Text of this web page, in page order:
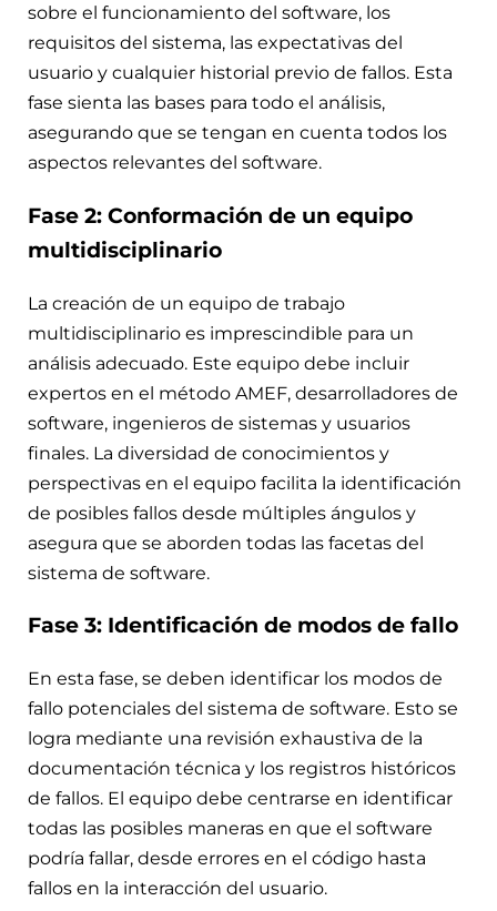
sobre el funcionamiento del software, los
requisitos del sistema, las expectativas del
usuario y cualquier historial previo de fallos. Esta
fase sienta las bases para todo el análisis,
asegurando que se tengan en cuenta todos los
aspectos relevantes del software.
Fase 2: Conformación de un equipo
multidisciplinario
La creación de un equipo de trabajo
multidisciplinario es imprescindible para un
análisis adecuado. Este equipo debe incluir
expertos en el método AMEF, desarrolladores de
software, ingenieros de sistemas y usuarios
finales. La diversidad de conocimientos y
perspectivas en el equipo facilita la identificación
de posibles fallos desde múltiples ángulos y
asegura que se aborden todas las facetas del
sistema de software.
Fase 3: Identificación de modos de fallo
En esta fase, se deben identificar los modos de
fallo potenciales del sistema de software. Esto se
logra mediante una revisión exhaustiva de la
documentación técnica y los registros históricos
de fallos. El equipo debe centrarse en identificar
todas las posibles maneras en que el software
podría fallar, desde errores en el código hasta
fallos en la interacción del usuario.